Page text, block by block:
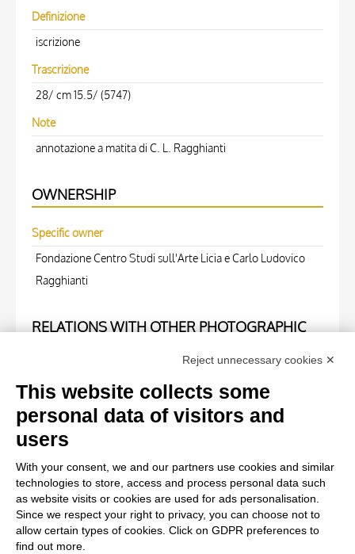
Definizione
iscrizione
Trascrizione
28/ cm 15.5/ (5747)
Note
annotazione a matita di C. L. Ragghianti
OWNERSHIP
Specific owner
Fondazione Centro Studi sull'Arte Licia e Carlo Ludovico
Ragghianti
RELATIONS WITH OTHER PHOTOGRAPHIC
Work of art Entry
Anonimo sec. XV, Angelo annunciante
Reject unnecessary cookies ✕
This website collects some
personal data of visitors and
users
With your consent, we and our partners use cookies and similar
technologies to store, access and process personal data such
as website visits or cookies are used for ads personalisation.
Since we respect your right to privacy, you can choose not to
allow certain types of cookies. Click on GDPR preferences to
find out more.